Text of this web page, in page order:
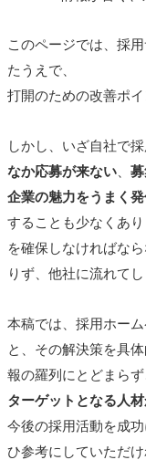
このページでは、採
たうえで、
打開のための改善ポ
しかし、いざ自社で
なか応募が来ない
企業の魅力をうまく
することも少なくあ
を確保しなければな
りず、他社に流れて
本稿では、採用ホー
と、その解決策を具
報の羅列にとどまらず
ターゲットとなる人
今後の採用活動を成
ひ参考にしていただけ